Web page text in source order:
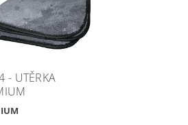
- UTĚRKA